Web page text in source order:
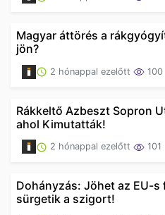
Magyar áttörés a
jön?
2 hónappal ezelőtt 100
Rákkeltő Azbeszt Sopron
ahol Kimutatták!
2 hónappal ezelőtt 101
Dohányzás: Jöhet az EU-
sürgetik a szigort!